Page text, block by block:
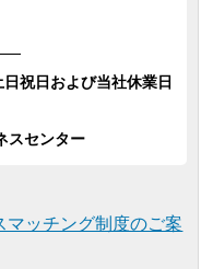
祝日および当社休業日
スセンター
マッチング制度のご案